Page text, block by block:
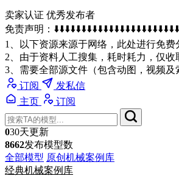
卖家认证 优秀发布者
免责声明：
1、以下资源来源于网络，此处进行免
2、由于资料人工搜集，耗时耗力，仅
3、需要全部源文件（包含动图，视频及
订阅
发私信
主页
订阅
030天更新
8662发布模型数
全部模型 原创机械案例库
经典机械案例库